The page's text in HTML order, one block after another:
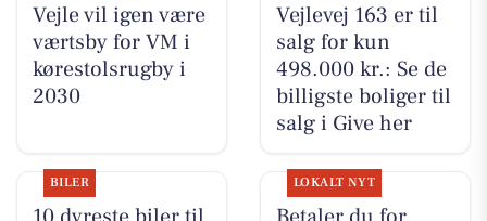
Vejle vil igen være
værtsby for VM i
kørestolsrugby i
2030
Vejlevej 163 er til
salg for kun
498.000 kr.: Se de
billigste boliger til
salg i Give her
BILER LOKALT NYT